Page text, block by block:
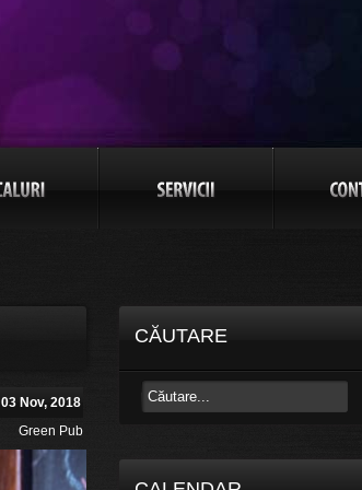
03 Nov, 2018
Green Pub
CĂUTARE